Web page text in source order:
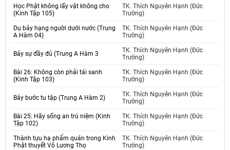
Học Phật không lấy vật không cho
(Kinh Tập 105)
TK. Thích Nguyên Hạnh (Đức
Trường)
Dụ bảy hạng người dưới nước (Trung
A Hàm 04)
TK. Thích Nguyên Hạnh (Đức
Trường)
Bảy sự đầy đủ (Trung A Hàm 3
TK. Thích Nguyên Hạnh (Đức
Trường)
Bài 26: Không còn phải tái sanh
(Kinh Tập 103)
TK. Thích Nguyên Hạnh (Đức
Trường)
Bảy bước tu tập (Trung A Hàm 2)
TK. Thích Nguyên Hạnh (Đức
Trường)
Bài 25: Hãy sống an trú niệm (Kinh
Tập 102)
TK. Thích Nguyên Hạnh (Đức
Trường)
Thành tựu hạ phẩm quán trong Kinh
Phật thuyết Vô Lương Thọ
TK. Thích Nguyên Hạnh (Đức
Trường)